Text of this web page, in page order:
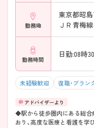
勤務地
東京都昭
ＪＲ青梅
勤務時間
日勤:08時
未経験歓迎 復職・ブラン
◆駅から徒歩圏内にある総合
おり、高度な医療と看護を学